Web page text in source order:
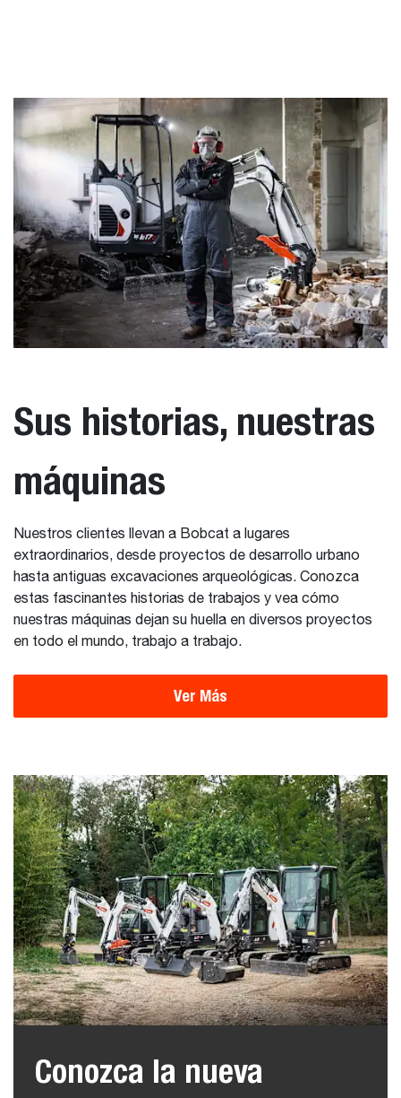
Sus historias, nuestras
máquinas
Nuestros clientes llevan a Bobcat a lugares
extraordinarios, desde proyectos de desarrollo urbano
hasta antiguas excavaciones arqueológicas. Conozca
estas fascinantes historias de trabajos y vea cómo
nuestras máquinas dejan su huella en diversos proyectos
en todo el mundo, trabajo a trabajo.
Ver Más
Conozca la nueva